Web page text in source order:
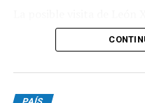
significado simbólico
histórico vínculo entre
El club fue fundado por el